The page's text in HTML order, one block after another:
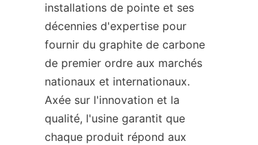
installations de pointe et ses
décennies d'expertise pour
fournir du graphite de carbone
de premier ordre aux marchés
nationaux et internationaux.
Axée sur l'innovation et la
qualité, l'usine garantit que
chaque produit répond aux